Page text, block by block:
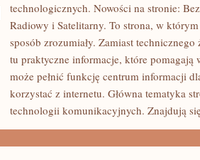
CZYTELNICY
TEMACIE
technologicznych. Nowości na stronie:
Radiowy i Satelitarny. To strona, w
sposób zrozumiały. Zamiast
tu praktyczne informacje, które pomagają
może pełnić funkcję centrum informacji
korzystać z internetu. Główna tematyka
technologii komunikacyjnych. Znajdują